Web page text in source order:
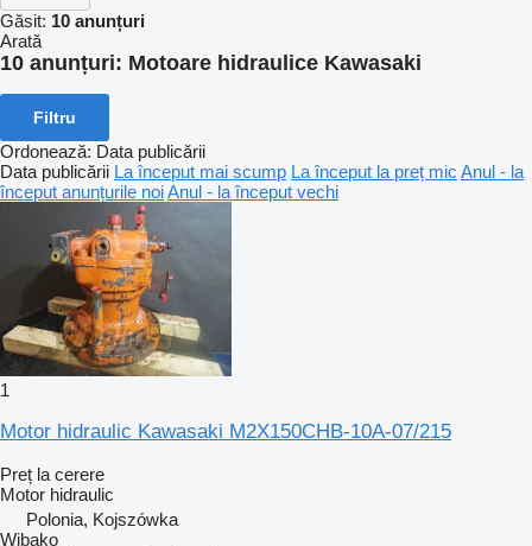
Găsit: 10 anunțuri
Arată
10 anunțuri: Motoare hidraulice Kawasaki
Filtru
Ordonează: Data publicării
Data publicării La început mai scump La început la preț mic Anul - la
început anunțurile noiAnul - la început vechi
1
Motor hidraulic Kawasaki M2X150CHB-10A-07/215
Preț la cerere
Motor hidraulic
Polonia, Kojszówka
Wibako